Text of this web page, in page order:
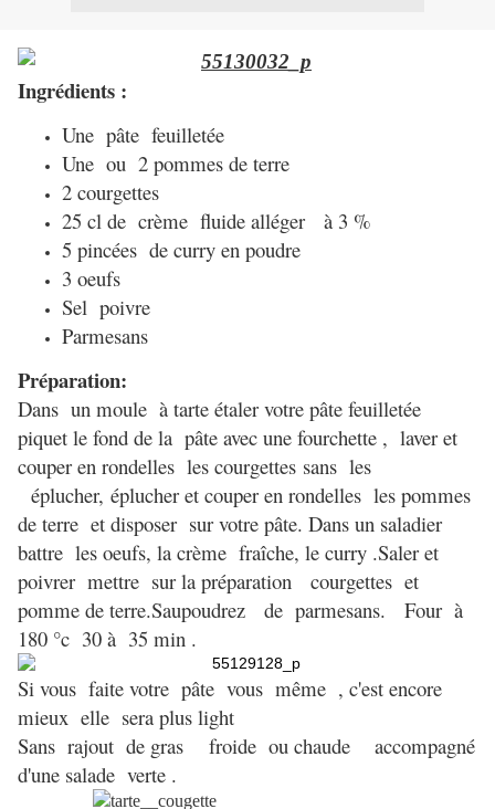
Ingrédients :
Une pâte feuilletée
Une ou 2 pommes de terre
2 courgettes
25 cl de crème fluide alléger à 3 %
5 pincées de curry en poudre
3 oeufs
Sel poivre
Parmesans
Préparation:
Dans un moule à tarte étaler votre pâte feuilletée
piquet le fond de la pâte avec une fourchette , laver et
couper en rondelles les courgettes sans les
éplucher, éplucher et couper en rondelles les pommes
de terre et disposer sur votre pâte. Dans un saladier
battre les oeufs, la crème fraîche, le curry .Saler et
poivrer mettre sur la préparation courgettes et
pomme de terre.Saupoudrez de parmesans. Four à
180 °c 30 à 35 min .
Si vous faite votre pâte vous même , c'est encore
mieux elle sera plus light
Sans rajout de gras froide ou chaude accompagné
d'une salade verte .